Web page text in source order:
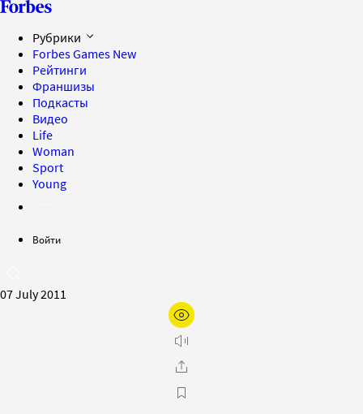
Рубрики
Forbes Games New
Рейтинги
Франшизы
Подкасты
Видео
Life
Woman
Sport
Young
Войти
07 July 2011